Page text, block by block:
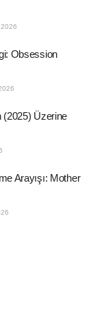
Obsession
(2025) Üzerine
Arayışı: Mother